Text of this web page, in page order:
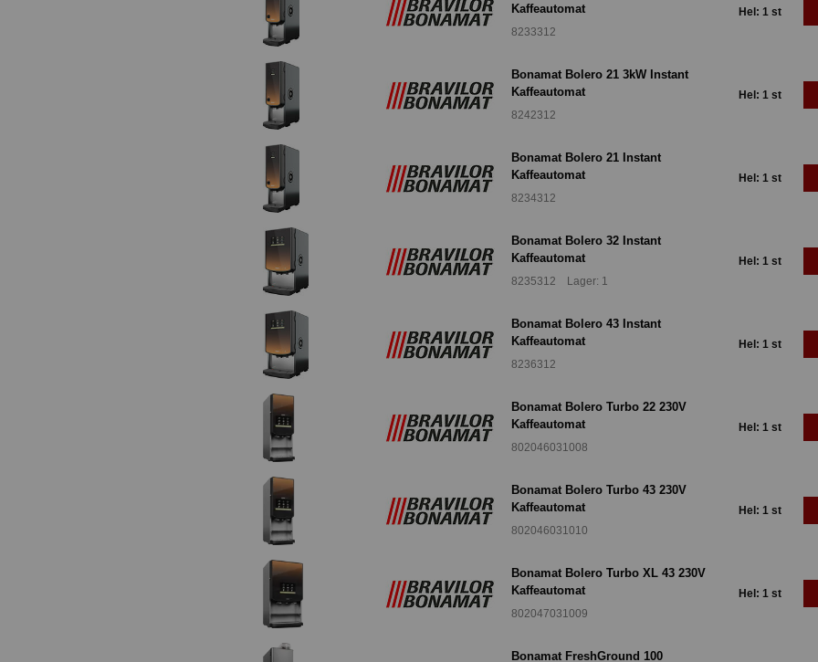
Kaffeautomat
8233312
Hel: 1 st
Bonamat Bolero 21 3kW Instant
Kaffeautomat
8242312
Hel: 1 st
Bonamat Bolero 21 Instant
Kaffeautomat
8234312
Hel: 1 st
Bonamat Bolero 32 Instant
Kaffeautomat
8235312 Lager: 1
Hel: 1 st
Bonamat Bolero 43 Instant
Kaffeautomat
8236312
Hel: 1 st
Bonamat Bolero Turbo 22 230V
Kaffeautomat
802046031008
Hel: 1 st
Bonamat Bolero Turbo 43 230V
Kaffeautomat
802046031010
Hel: 1 st
Bonamat Bolero Turbo XL 43 230V
Kaffeautomat
802047031009
Hel: 1 st
Bonamat FreshGround 100